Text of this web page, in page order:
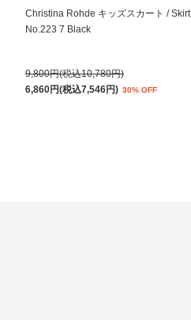
Christina Rohde キッズスカート / Skirt
No.223 7 Black
9,800円(税込10,780円)
6,860円(税込7,546円) 30% OFF